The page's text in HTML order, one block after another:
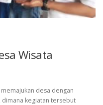
Wisata
desa dengan
dimana kegiatan tersebut